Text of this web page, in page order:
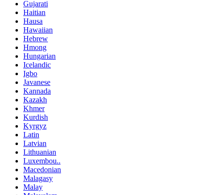
Gujarati
Haitian
Hausa
Hawaiian
Hebrew
Hmong
Hungarian
Icelandic
Igbo
Javanese
Kannada
Kazakh
Khmer
Kurdish
Kyrgyz
Latin
Latvian
Lithuanian
Luxembou..
Macedonian
Malagasy
Malay